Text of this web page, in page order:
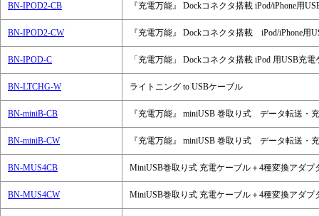
BN-IPOD2-CB 『充電万能』 Dockコネクタ搭載 iPod/iPhone用
BN-IPOD2-CW 『充電万能』 Dockコネクタ搭載 iPod/iPhone用
BN-IPOD-C 「充電万能」 Dockコネクタ搭載 iPod 用USB充電
BN-LTCHG-W ライトニング to USBケーブル
BN-miniB-CB 『充電万能』 miniUSB 巻取り式 データ転送・
BN-miniB-CW 『充電万能』 miniUSB 巻取り式 データ転送・
BN-MUS4CB MiniUSB巻取り式 充電ケーブル＋4種変換アダプ
BN-MUS4CW MiniUSB巻取り式 充電ケーブル＋4種変換アダプ